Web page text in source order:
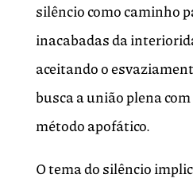
silêncio como caminho
inacabadas da
aceitando o
busca a união plena
método apofático.
O tema do silêncio